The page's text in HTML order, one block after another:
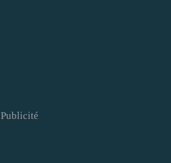
Publicité